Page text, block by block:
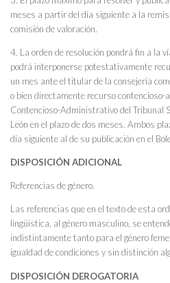
meses a partir del día siguiente a la
comisión de valoración.
4. La orden de resolución pondrá fin a la
podrá interponerse potestativamente
un mes ante el titular de la consejería
o bien directamente recurso
Contencioso-Administrativo del Tribunal
León en el plazo de dos meses. Ambos
día siguiente al de su publicación en el
DISPOSICIÓN ADICIONAL
Referencias de género.
Las referencias que en el texto de esta
lingüística, al género masculino, se
indistintamente tanto para el género
igualdad de condiciones y sin distinción
DISPOSICIÓN DEROGATORIA